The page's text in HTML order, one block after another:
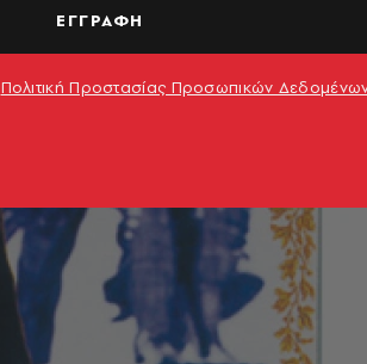
ΕΓΓΡΑΦΗ
Πολιτική Προστασίας Προσωπικών